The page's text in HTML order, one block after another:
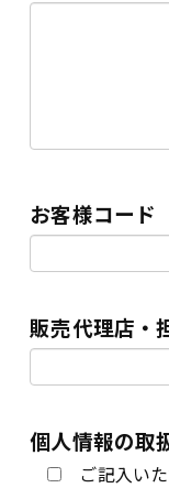
お客様コード
販売代理店・
個人情報の取
ご記入い